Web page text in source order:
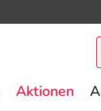
Aktionen